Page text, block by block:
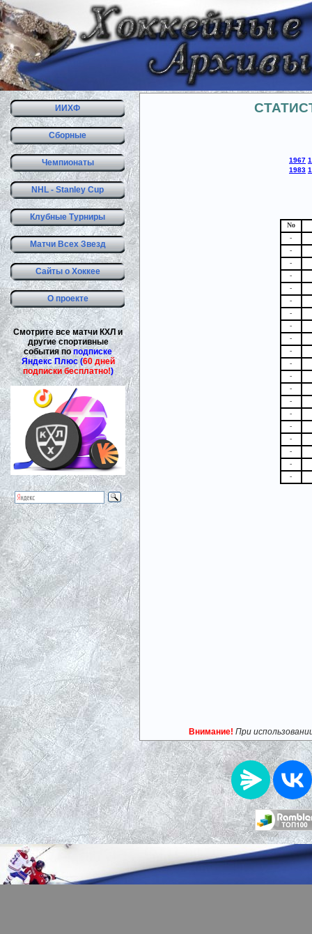
ИИХФ
Сборные
Чемпионаты
NHL - Stanley Cup
Клубные Турниры
Матчи Всех Звезд
Сайты о Хоккее
О проекте
Смотрите все матчи КХЛ и
другие спортивные
события поподписке
Яндекс Плюс (60 дней
подписки бесплатно!)
1967
1983
No
-
-
-
-
-
-
-
-
-
-
-
-
-
-
-
-
-
-
-
-
Внимание! При